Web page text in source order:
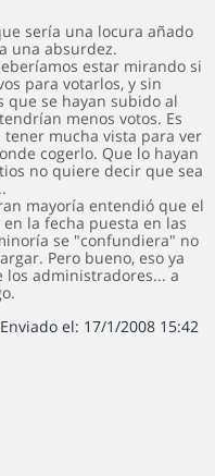
sería una locura añado
una absurdez.
estar mirando si
para votarlos, y sin
que se hayan subido al
menos votos. Es
mucha vista para ver
cogerlo. Que lo hayan
no quiere decir que sea
mayoría entendió que el
la fecha puesta en las
se "confundiera" no
Pero bueno, eso ya
los administradores... a
Enviado el: 17/1/2008 15:42